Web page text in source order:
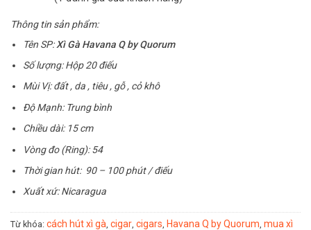
đánh giá
Thông tin sản phẩm:
Tên SP:Xì Gà Havana Q by Quorum
Số lượng: Hộp 20 điếu
Mùi Vị: đất , da , tiêu , gỗ , cỏ khô
Độ Mạnh: Trung bình
Chiều dài: 15 cm
Vòng đo (Ring): 54
Thời gian hút: 90 – 100 phút / điếu
Xuất xứ: Nicaragua
Từ khóa: cách hút xì gà cigar cigars Havana Q by Quorum mua xì